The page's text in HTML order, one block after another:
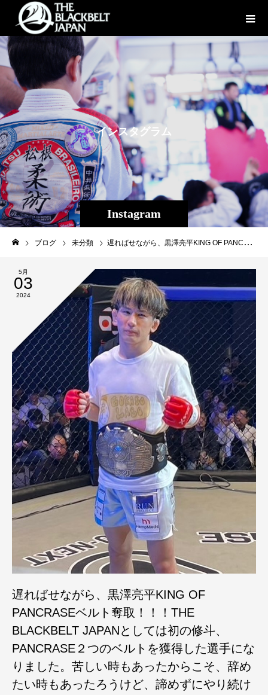
Instagram
インスタグラ ム
ブログ 未分類 遅ればせながら、黒澤亮平KING OF PANCRASEベルト奪取！！！THE BLACKBELT JAPANとしては初の修斗、PANCRASE２つのベルトを獲得した選手になりました。苦しい時もあったからこそ、辞めたい時もあったろうけど、諦めずにやり続けたからこその栄光。これまでを知っているから、黒澤の成功は胸に刺さるものがあって沁みる。黒澤の成功は仲間皆が喜び祝福します。成功を遂げて人間力を上げて、30歳まだまだこれからが全盛期、先の未来へ自身が思うがままにチャレンジして行って欲しいです。今後も同じチームとして遠くからも力強く応援したいと思います。Best of luck to your future#黒澤亮平#PANCRASE#修斗#THEBLACKBELTJAPAN
5月
03
2024
遅ればせながら、黒澤亮平KING OF
PANCRASEベルト奪取！！！THE
BLACKBELT JAPANとしては初の修斗、
PANCRASE２つのベルトを獲得した選手にな
りました。苦しい時もあったからこそ、辞め
たい時もあったろうけど、諦めずにやり続け